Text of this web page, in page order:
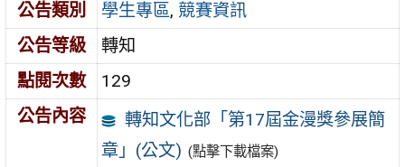
公告類別
學生專區, 競賽資訊
公告等級
轉知
點閱次數
129
公告內容
轉知文化部「第17屆金漫獎參展簡
章」(公文) (點擊下載檔案)